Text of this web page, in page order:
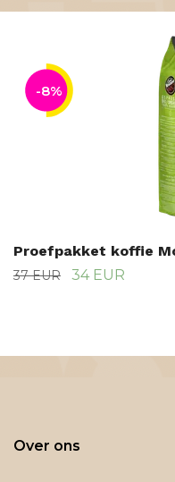
-8%
Proefpakket koffie
37 EUR 34 EUR
Over ons